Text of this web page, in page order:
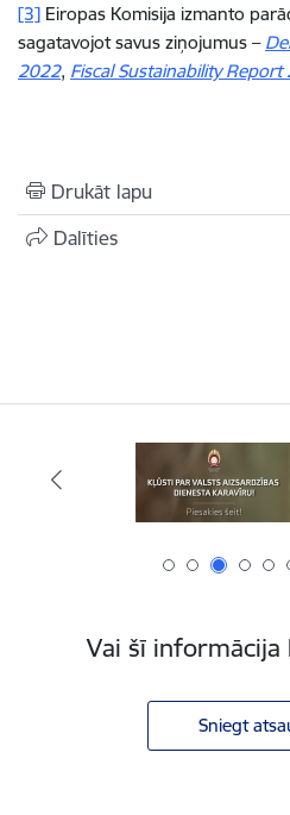
[3] Eiropas Komisija izmanto
sagatavojot savus ziņojumus –
2022, Fiscal Sustainability Report
Drukāt lapu
Dalīties
Vai šī informācija
Sniegt